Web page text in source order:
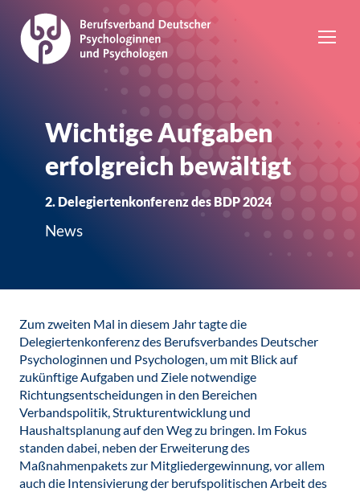
Wichtige Aufgaben
erfolgreich bewältigt
2. Delegiertenkonferenz des BDP 2024
News
Zum zweiten Mal in diesem Jahr tagte die
Delegiertenkonferenz des Berufsverbandes Deutscher
Psychologinnen und Psychologen, um mit Blick auf
zukünftige Aufgaben und Ziele notwendige
Richtungsentscheidungen in den Bereichen
Verbandspolitik, Strukturentwicklung und
Haushaltsplanung auf den Weg zu bringen. Im Fokus
standen dabei, neben der Erweiterung des
Maßnahmenpakets zur Mitgliedergewinnung, vor allem
auch die Intensivierung der berufspolitischen Arbeit des